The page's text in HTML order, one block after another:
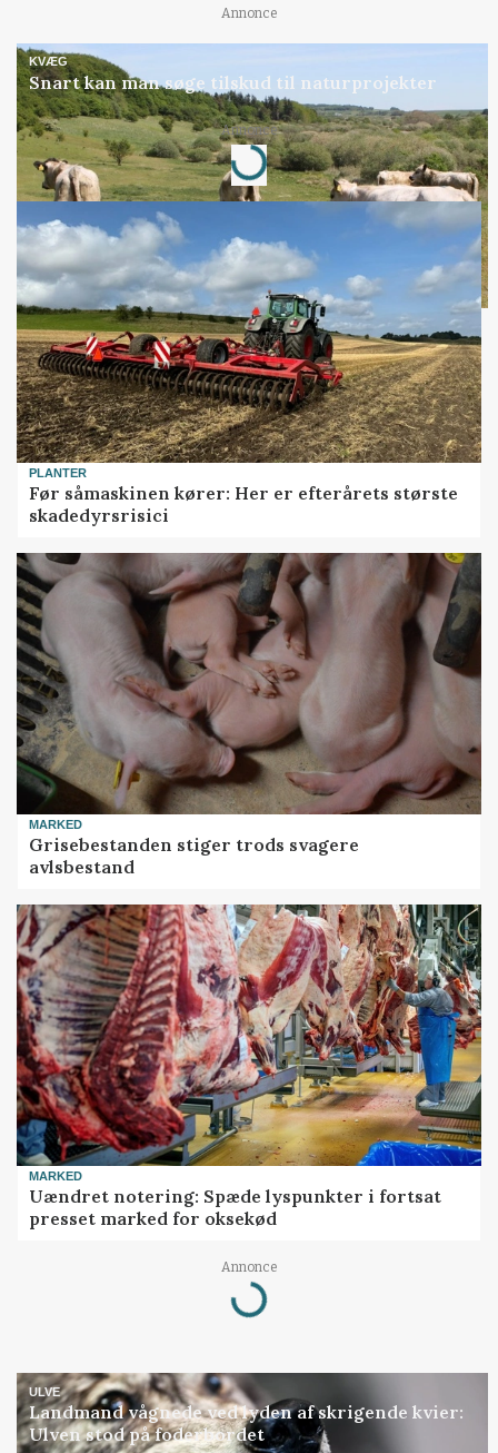
Annonce
KVÆG
Snart kan man søge tilskud til naturprojekter
Annonce
Loading...
PLANTER
Før såmaskinen kører: Her er efterårets største
skadedyrsrisici
MARKED
Grisebestanden stiger trods svagere
avlsbestand
MARKED
Uændret notering: Spæde lyspunkter i fortsat
presset marked for oksekød
Annonce
Loading...
ULVE
Landmand vågnede ved lyden af skrigende kvier:
Ulven stod på foderbordet